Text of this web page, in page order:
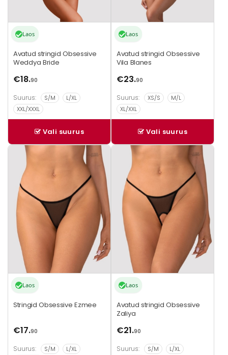
Laos
Avatud stringid Obsessive
Weddya Bride
€18.90
Suurus: S/M
L/XL
XXL/XXXL
Vali suurus
Laos
Avatud stringid Obsessive
Vila Blanes
€23.90
Suurus: XS/S
M/L
XL/XXL
Vali suurus
Laos
Stringid Obsessive Ezmee
€17.90
Suurus: S/M
L/XL
Sellel
tootel
mitu
varianti.
Valikuid
teha
tootelehel.
Laos
Avatud stringid Obsessive
Zaliya
€21.90
Suurus: S/M
L/XL
Sellel
mitu
varianti.
saab
teha
tootelehel.